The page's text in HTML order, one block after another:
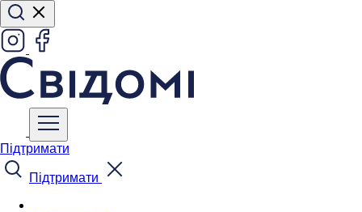
Підтримати
Підтримати